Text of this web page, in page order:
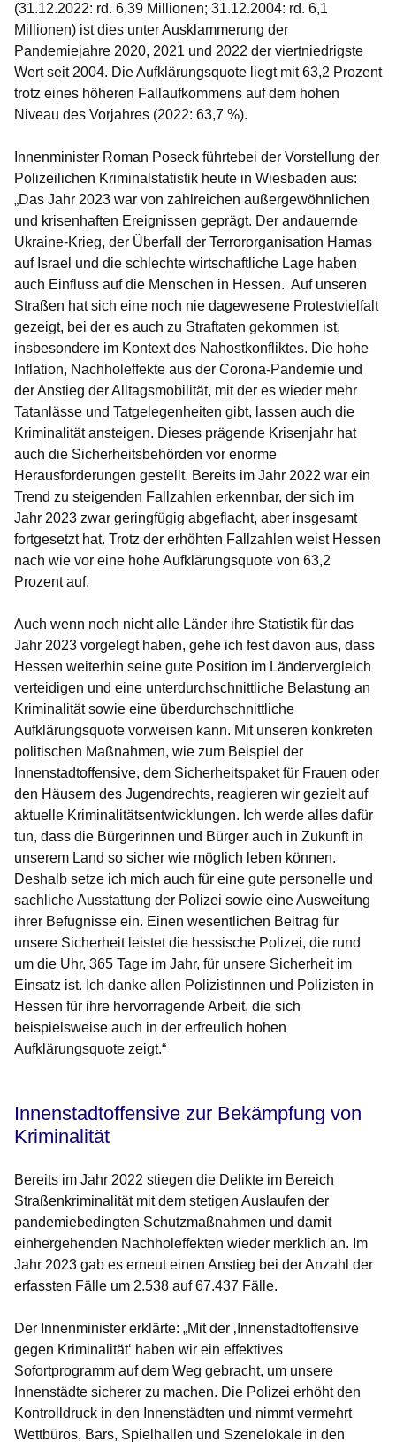
(31.12.2022: rd. 6,39 Millionen; 31.12.2004: rd. 6,1
Millionen) ist dies unter Ausklammerung der
Pandemiejahre 2020, 2021 und 2022 der viertniedrigste
Wert seit 2004. Die Aufklärungsquote liegt mit 63,2 Prozent
trotz eines höheren Fallaufkommens auf dem hohen
Niveau des Vorjahres (2022: 63,7 %).
Innenminister Roman Poseck führtebei der Vorstellung der
Polizeilichen Kriminalstatistik heute in Wiesbaden aus:
„Das Jahr 2023 war von zahlreichen außergewöhnlichen
und krisenhaften Ereignissen geprägt. Der andauernde
Ukraine-Krieg, der Überfall der Terrororganisation Hamas
auf Israel und die schlechte wirtschaftliche Lage haben
auch Einfluss auf die Menschen in Hessen. Auf unseren
Straßen hat sich eine noch nie dagewesene Protestvielfalt
gezeigt, bei der es auch zu Straftaten gekommen ist,
insbesondere im Kontext des Nahostkonfliktes. Die hohe
Inflation, Nachholeffekte aus der Corona-Pandemie und
der Anstieg der Alltagsmobilität, mit der es wieder mehr
Tatanlässe und Tatgelegenheiten gibt, lassen auch die
Kriminalität ansteigen. Dieses prägende Krisenjahr hat
auch die Sicherheitsbehörden vor enorme
Herausforderungen gestellt. Bereits im Jahr 2022 war ein
Trend zu steigenden Fallzahlen erkennbar, der sich im
Jahr 2023 zwar geringfügig abgeflacht, aber insgesamt
fortgesetzt hat. Trotz der erhöhten Fallzahlen weist Hessen
nach wie vor eine hohe Aufklärungsquote von 63,2
Prozent auf.
Auch wenn noch nicht alle Länder ihre Statistik für das
Jahr 2023 vorgelegt haben, gehe ich fest davon aus, dass
Hessen weiterhin seine gute Position im Ländervergleich
verteidigen und eine unterdurchschnittliche Belastung an
Kriminalität sowie eine überdurchschnittliche
Aufklärungsquote vorweisen kann. Mit unseren konkreten
politischen Maßnahmen, wie zum Beispiel der
Innenstadtoffensive, dem Sicherheitspaket für Frauen oder
den Häusern des Jugendrechts, reagieren wir gezielt auf
aktuelle Kriminalitätsentwicklungen. Ich werde alles dafür
tun, dass die Bürgerinnen und Bürger auch in Zukunft in
unserem Land so sicher wie möglich leben können.
Deshalb setze ich mich auch für eine gute personelle und
sachliche Ausstattung der Polizei sowie eine Ausweitung
ihrer Befugnisse ein. Einen wesentlichen Beitrag für
unsere Sicherheit leistet die hessische Polizei, die rund
um die Uhr, 365 Tage im Jahr, für unsere Sicherheit im
Einsatz ist. Ich danke allen Polizistinnen und Polizisten in
Hessen für ihre hervorragende Arbeit, die sich
beispielsweise auch in der erfreulich hohen
Aufklärungsquote zeigt.“
Innenstadtoffensive zur Bekämpfung von
Kriminalität
Bereits im Jahr 2022 stiegen die Delikte im Bereich
Straßenkriminalität mit dem stetigen Auslaufen der
pandemiebedingten Schutzmaßnahmen und damit
einhergehenden Nachholeffekten wieder merklich an. Im
Jahr 2023 gab es erneut einen Anstieg bei der Anzahl der
erfassten Fälle um 2.538 auf 67.437 Fälle.
Der Innenminister erklärte: „Mit der ‚Innenstadtoffensive
gegen Kriminalität‘ haben wir ein effektives
Sofortprogramm auf dem Weg gebracht, um unsere
Innenstädte sicherer zu machen. Die Polizei erhöht den
Kontrolldruck in den Innenstädten und nimmt vermehrt
Wettbüros, Bars, Spielhallen und Szenelokale in den